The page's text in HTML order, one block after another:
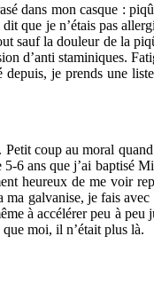
dans mon casque :
que je n’étais pas
sauf la douleur de la
d’anti staminiques.
je prends une
coup au moral
6 ans que j’ai baptisé
heureux de me voir
galvanise, je fais
à accélérer peu à
moi, il n’était plus là.